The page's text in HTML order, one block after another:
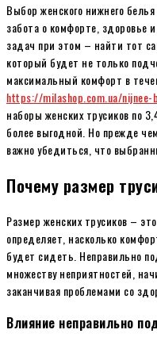
Выбор женского нижнего
забота о комфорте, здоровье
задач при этом – найти тот
который будет не только
максимальный комфорт в
https://milashop.com.ua/
наборы женских трусиков по
более выгодной. Но прежде
важно убедиться, что
Почему размер
Размер женских трусиков –
определяет, насколько
будет сидеть. Неправильно
множеству неприятностей,
заканчивая проблемами со
Влияние неправильно